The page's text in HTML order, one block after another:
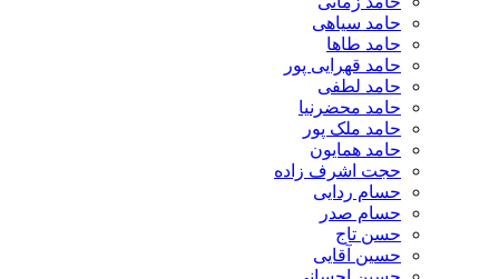
حامد سیاهی
حامد طاها
حامد قهرایی پور
حامد لطفی
حامد محضرنیا
حامد ملک پور
حامد همایون
حجت اشرف زاده
حسام ردایی
حسام صدر
حسن تاج
حسین آقایی